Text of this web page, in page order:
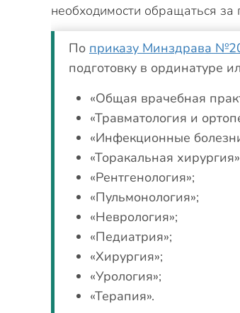
необходимости обращаться
По приказу Минздрава
подготовку в ординатуре
«Общая врачебная
«Травматология и
«Инфекционные
«Торакальная
«Рентгенология»;
«Пульмонология»;
«Неврология»;
«Педиатрия»;
«Хирургия»;
«Урология»;
«Терапия».